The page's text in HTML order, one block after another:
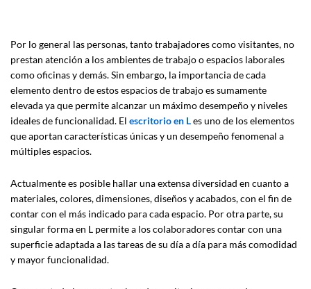
Por lo general las personas, tanto trabajadores como visitantes, no
prestan atención a los ambientes de trabajo o espacios laborales
como oficinas y demás. Sin embargo, la importancia de cada
elemento dentro de estos espacios de trabajo es sumamente
elevada ya que permite alcanzar un máximo desempeño y niveles
ideales de funcionalidad. El escritorio en Les uno de los elementos
que aportan características únicas y un desempeño fenomenal a
múltiples espacios.
Actualmente es posible hallar una extensa diversidad en cuanto a
materiales, colores, dimensiones, diseños y acabados, con el fin de
contar con el más indicado para cada espacio. Por otra parte, su
singular forma en L permite a los colaboradores contar con una
superficie adaptada a las tareas de su día a día para más comodidad
y mayor funcionalidad.